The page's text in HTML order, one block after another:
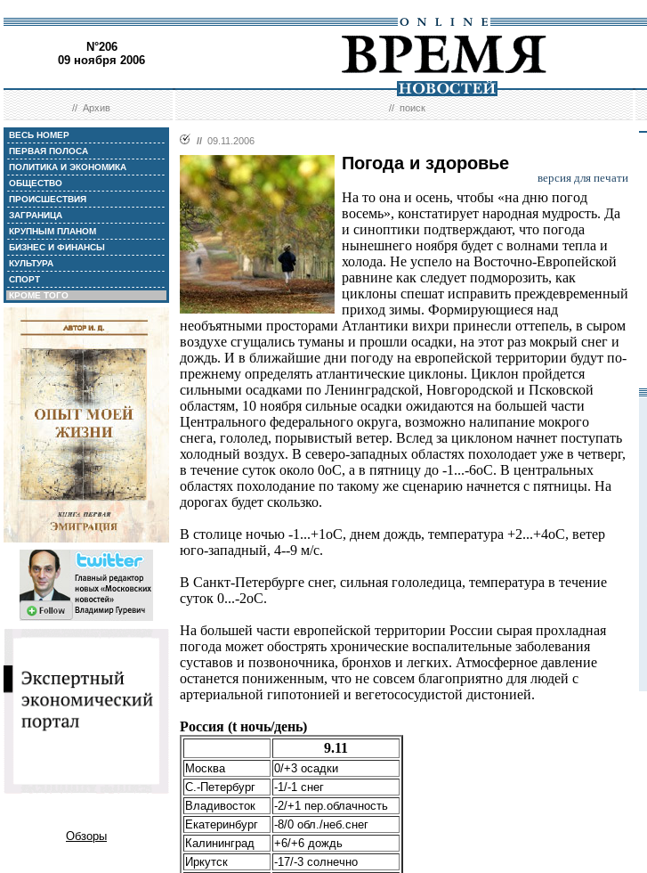
N°206
09 ноября 2006
//Архив //поиск
ВЕСЬ НОМЕР
ПЕРВАЯ ПОЛОСА
ПОЛИТИКА И ЭКОНОМИКА
ОБЩЕСТВО
ПРОИСШЕСТВИЯ
ЗАГРАНИЦА
КРУПНЫМ ПЛАНОМ
БИЗНЕС И ФИНАНСЫ
КУЛЬТУРА
СПОРТ
КРОМЕ ТОГО
Обзоры
// 09.11.2006
Погода и здоровье
версия для печати
На то она и осень, чтобы «на дню погод
восемь», констатирует народная мудрость. Да
и синоптики подтверждают, что погода
нынешнего ноября будет с волнами тепла и
холода. Не успело на Восточно-Европейской
равнине как следует подморозить, как
циклоны спешат исправить преждевременный
приход зимы. Формирующиеся над
необъятными просторами Атлантики вихри принесли оттепель, в сыром
воздухе сгущались туманы и прошли осадки, на этот раз мокрый снег и
дождь. И в ближайшие дни погоду на европейской территории будут по-
прежнему определять атлантические циклоны. Циклон пройдется
сильными осадками по Ленинградской, Новгородской и Псковской
областям, 10 ноября сильные осадки ожидаются на большей части
Центрального федерального округа, возможно налипание мокрого
снега, гололед, порывистый ветер. Вслед за циклоном начнет поступать
холодный воздух. В северо-западных областях похолодает уже в четверг,
в течение суток около 0оC, а в пятницу до -1...-6оС. В центральных
областях похолодание по такому же сценарию начнется с пятницы. На
дорогах будет скользко.
В столице ночью -1...+1оС, днем дождь, температура +2...+4оС, ветер
юго-западный, 4--9 м/с.
В Санкт-Петербурге снег, сильная гололедица, температура в течение
суток 0...-2оС.
На большей части европейской территории России сырая прохладная
погода может обострять хронические воспалительные заболевания
суставов и позвоночника, бронхов и легких. Атмосферное давление
останется пониженным, что не совсем благоприятно для людей с
артериальной гипотонией и вегетососудистой дистонией.
Россия (t ночь/день)
9.11
Москва
0/+3 осадки
С.-Петербург
-1/-1 снег
Владивосток
-2/+1 пер.облачность
Екатеринбург
-8/0 обл./неб.снег
Калининград
+6/+6 дождь
Иркутск
-17/-3 солнечно